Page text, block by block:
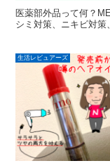
医薬部外品って何？
シミ対策、ニキビ対策
生活レビュアーズ